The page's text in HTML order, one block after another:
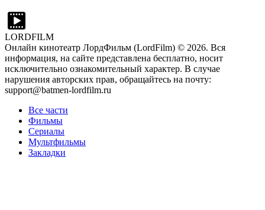
LORDFILM
Онлайн кинотеатр ЛордФильм (LordFilm) © 2026. Вся
информация, на сайте представлена бесплатно, носит
исключительно ознакомительный характер. В случае
нарушения авторских прав, обращайтесь на почту:
support@batmen-lordfilm.ru
Все части
Фильмы
Сериалы
Мультфильмы
Закладки